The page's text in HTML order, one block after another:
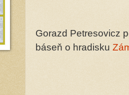
Gorazd Petresovicz
báseň o hradisku